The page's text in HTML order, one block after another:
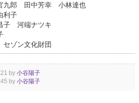
九郎 田中芳幸 小林達也
利子
子 河端ナツキ
ゾン文化財団
by 小谷陽子
by 小谷陽子